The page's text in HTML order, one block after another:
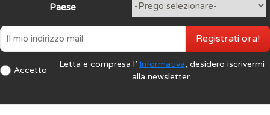
Paese
Accetto
Letta e compresa l’ Informativa, desidero iscrivermi
alla newsletter.
Registrati ora!